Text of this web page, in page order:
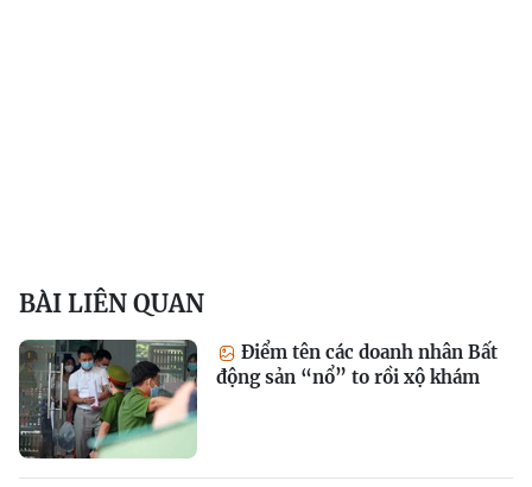
BÀI LIÊN QUAN
Điểm tên các doanh nhân Bất
động sản “nổ” to rồi xộ khám